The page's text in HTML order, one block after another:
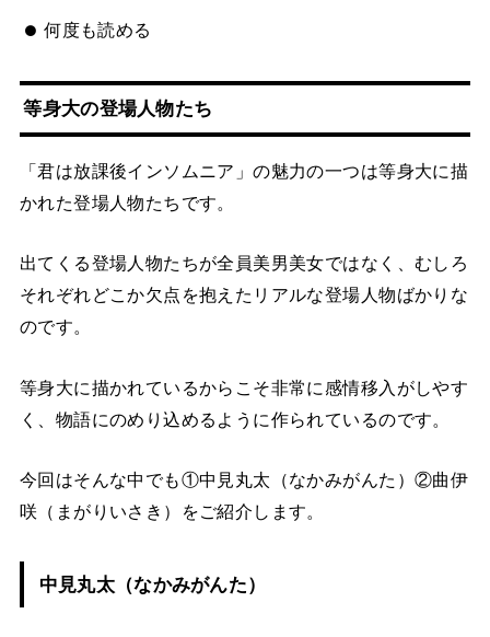
何度も読める
等身大の登場人物たち
「君は放課後インソムニア」の魅力の一つは等身大に描
かれた登場人物たちです。
出てくる登場人物たちが全員美男美女ではなく、むしろ
それぞれどこか欠点を抱えたリアルな登場人物ばかりな
のです。
等身大に描かれているからこそ非常に感情移入がしやす
く、物語にのめり込めるように作られているのです。
今回はそんな中でも①中見丸太（なかみがんた）②曲伊
咲（まがりいさき）をご紹介します。
中見丸太（なかみがんた）